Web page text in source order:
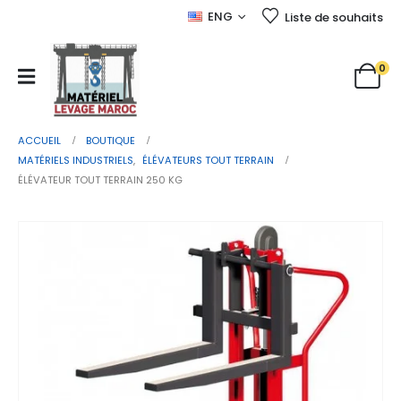
ENG Liste de souhaits
0
ACCUEIL
BOUTIQUE
MATÉRIELS INDUSTRIELS, ÉLÉVATEURS TOUT TERRAIN
ÉLÉVATEUR TOUT TERRAIN 250 KG